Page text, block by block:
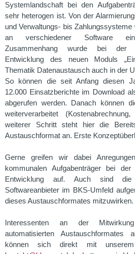
Systemlandschaft bei den
sehr heterogen ist. Von der
und Verwaltungs- bis
an verschiedener Software
Zusammenhang wurde bei der
Entwicklung des neuen Moduls
Thematik Datenaustausch auch in der
So können die seit Anfang diesen
12.000 Einsatzberichte im Download
abgerufen werden. Danach können
weiterverarbeitet
weiterer Schritt steht hier die
Austauschformat an. Erste
Gerne greifen wir dabei
kommunalen Aufgabenträger bei der
Entwicklung auf. Auch sind
Softwareanbieter im BKS-Umfeld
dieses Austauschformates mitzuwirken.
Interessenten an der
automatisierten Austauschformates
können sich direkt mit unserem